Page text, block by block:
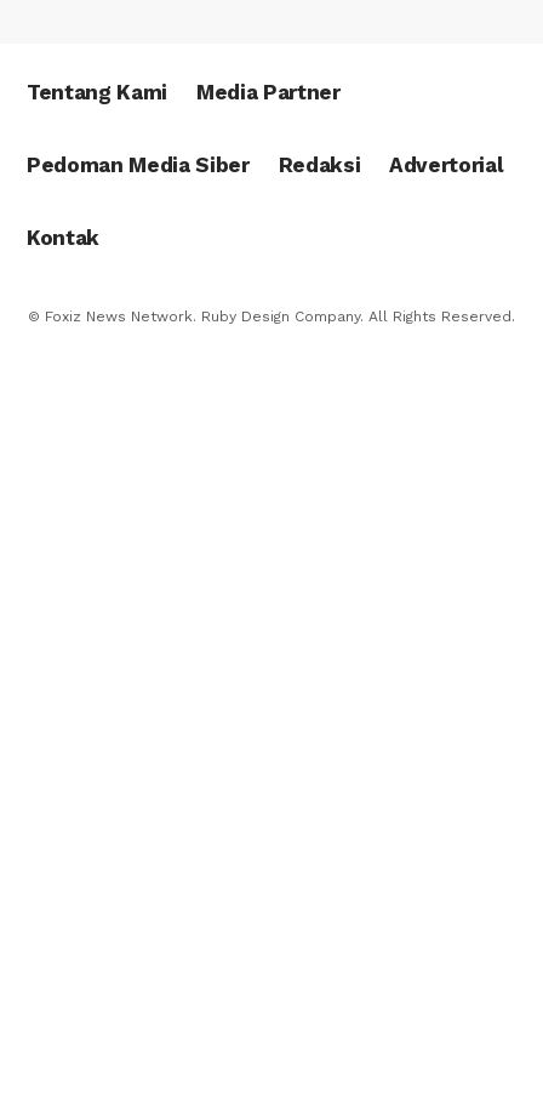
Tentang Kami Media Partner
Pedoman Media Siber Redaksi Advertorial
Kontak
© Foxiz News Network. Ruby Design Company. All Rights Reserved.